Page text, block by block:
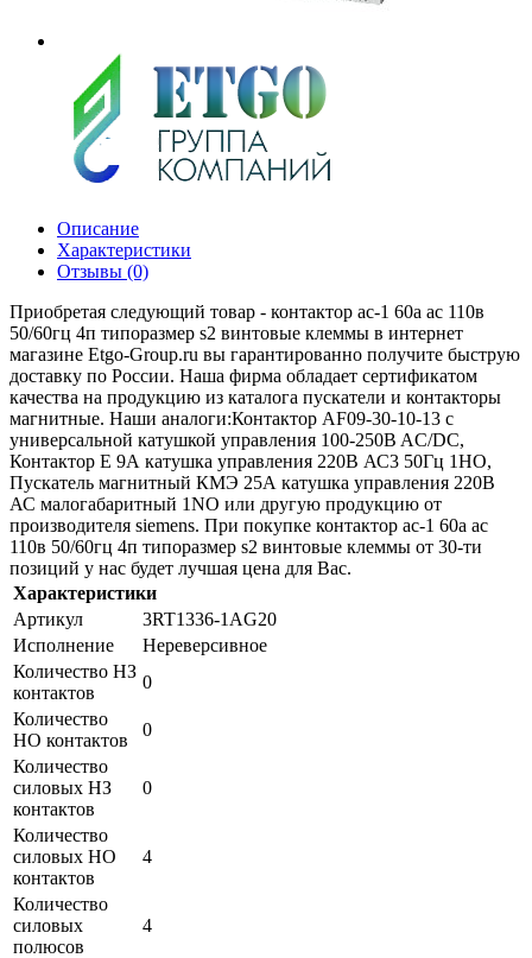
Описание
Характеристики
Отзывы (0)
Приобретая следующий товар - контактор ac-1 60a ac 110в
50/60гц 4п типоразмер s2 винтовые клеммы в интернет
магазине Etgo-Group.ru вы гарантированно получите быструю
доставку по России. Наша фирма обладает сертификатом
качества на продукцию из каталога пускатели и контакторы
магнитные. Наши аналоги:Контактор AF09-30-10-13 с
универсальной катушкой управления 100-250B AC/DC,
Контактор E 9А катушка управления 220В АС3 50Гц 1НО,
Пускатель магнитный КМЭ 25А катушка управления 220В
АС малогабаритный 1NO или другую продукцию от
производителя siemens. При покупке контактор ac-1 60a ac
110в 50/60гц 4п типоразмер s2 винтовые клеммы от 30-ти
позиций у нас будет лучшая цена для Вас.
Характеристики
Артикул
3RT1336-1AG20
Исполнение
Нереверсивное
Количество НЗ
контактов
0
Количество
НО контактов
0
Количество
силовых НЗ
контактов
0
Количество
силовых НО
контактов
4
Количество
силовых
полюсов
4